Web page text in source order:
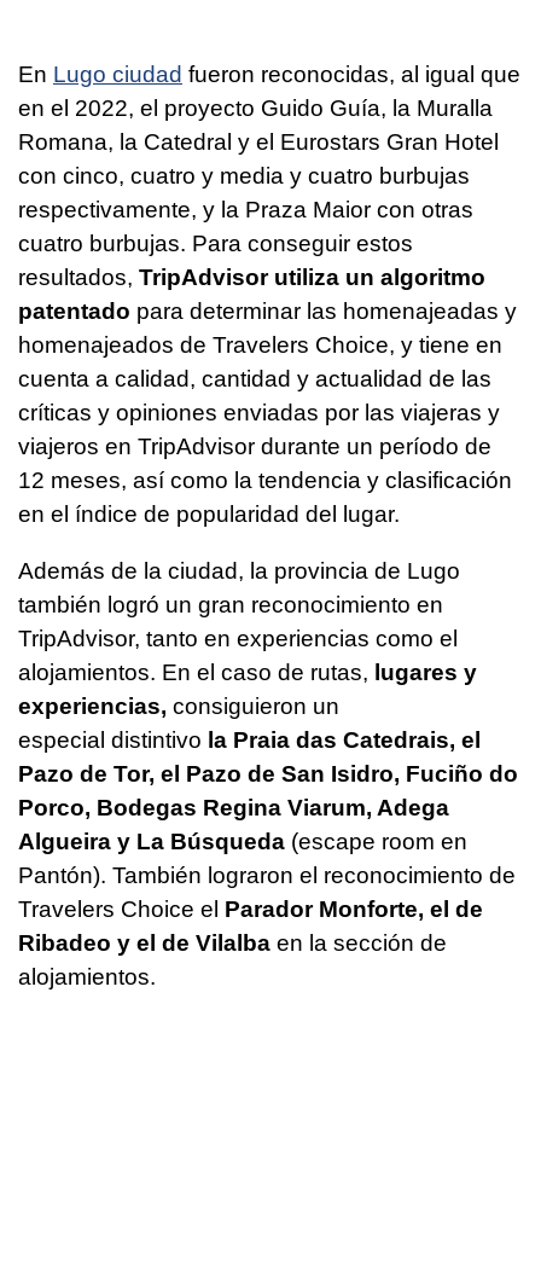
En Lugo ciudad fueron reconocidas, al igual que
en el 2022, el proyecto Guido Guía, la Muralla
Romana, la Catedral y el Eurostars Gran Hotel
con cinco, cuatro y media y cuatro burbujas
respectivamente, y la Praza Maior con otras
cuatro burbujas. Para conseguir estos
resultados, TripAdvisor utiliza un algoritmo
patentado para determinar las homenajeadas y
homenajeados de Travelers Choice, y tiene en
cuenta a calidad, cantidad y actualidad de las
críticas y opiniones enviadas por las viajeras y
viajeros en TripAdvisor durante un período de
12 meses, así como la tendencia y clasificación
en el índice de popularidad del lugar.
Además de la ciudad, la provincia de Lugo
también logró un gran reconocimiento en
TripAdvisor, tanto en experiencias como el
alojamientos. En el caso de rutas, lugares y
experiencias, consiguieron un
especial distintivo la Praia das Catedrais, el
Pazo de Tor, el Pazo de San Isidro, Fuciño do
Porco, Bodegas Regina Viarum, Adega
Algueira y La Búsqueda (escape room en
Pantón). También lograron el reconocimiento de
Travelers Choice el Parador Monforte, el de
Ribadeo y el de Vilalba en la sección de
alojamientos.